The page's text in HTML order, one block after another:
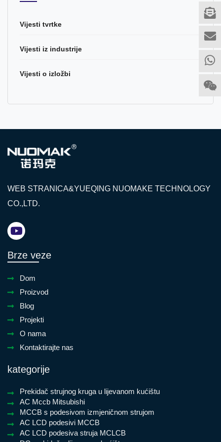
Vijesti tvrtke
Vijesti iz industrije
Vijesti o izložbi
WEB STRANICA&YUEQING NUOMAKE TECHNOLOGY
CO.,LTD.
Brze veze
Dom
Proizvod
Blog
Projekti
O nama
Kontaktirajte nas
kategorije
Prekidač strujnog kruga u lijevanom kućištu
AC Mccb Mitsubishi
MCCB s podesivom izmjeničnom strujom
AC LCD podesivi MCCB
AC LCD podesiva struja MCLCB